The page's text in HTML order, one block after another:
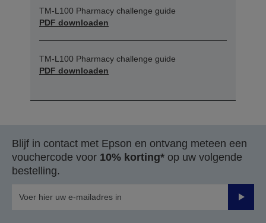
TM-L100 Pharmacy challenge guide
PDF downloaden
TM-L100 Pharmacy challenge guide
PDF downloaden
Blijf in contact met Epson en ontvang meteen een
vouchercode voor 10% korting* op uw volgende
bestelling.